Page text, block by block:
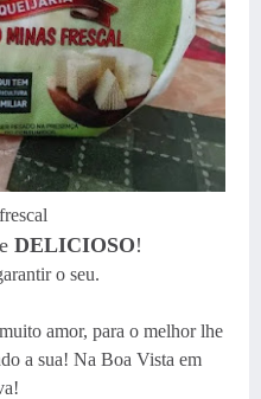
e DELICIOSO!
o seu.
amor, para o melhor lhe
a sua! Na Boa Vista em